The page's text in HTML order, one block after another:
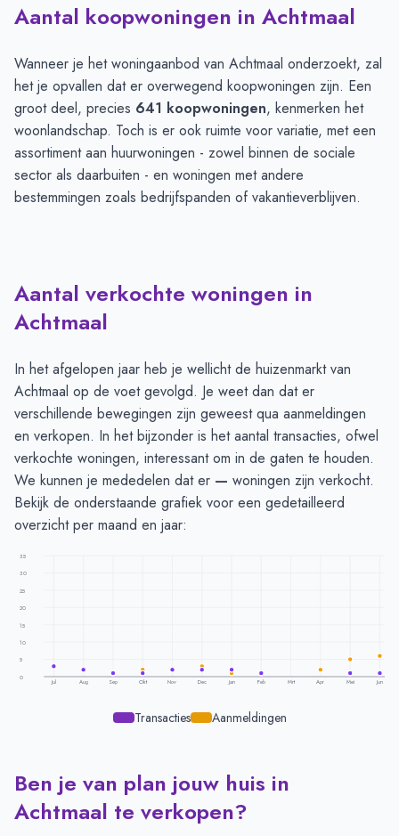
Aantal koopwoningen in Achtmaal
Wanneer je het woningaanbod van Achtmaal onderzoekt, zal
het je opvallen dat er overwegend koopwoningen zijn. Een
groot deel, precies 641 koopwoningen, kenmerken het
woonlandschap. Toch is er ook ruimte voor variatie, met een
assortiment aan huurwoningen - zowel binnen de sociale
sector als daarbuiten - en woningen met andere
bestemmingen zoals bedrijfspanden of vakantieverblijven.
Aantal verkochte woningen in
Achtmaal
In het afgelopen jaar heb je wellicht de huizenmarkt van
Achtmaal op de voet gevolgd. Je weet dan dat er
verschillende bewegingen zijn geweest qua aanmeldingen
en verkopen. In het bijzonder is het aantal transacties, ofwel
verkochte woningen, interessant om in de gaten te houden.
We kunnen je mededelen dat er — woningen zijn verkocht.
Bekijk de onderstaande grafiek voor een gedetailleerd
overzicht per maand en jaar:
35
30
25
20
15
10
5
0
Jul Aug Sep Okt Nov Dec Jan Feb Mrt Apr Mei Jun
Transacties Aanmeldingen
Transacties en aanmeldingen per maand - Achtmaal
Maand
Transacties
Aanmeldingen
Juli
3
3
Ben je van plan jouw huis in
Achtmaal te verkopen?